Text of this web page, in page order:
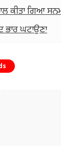
ਕੀਤਾ ਗਿਆ
ਘਟਾਉਣਾ